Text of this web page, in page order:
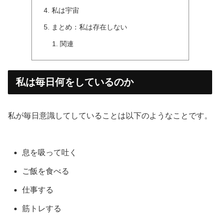
私は宇宙
まとめ：私は存在しない
関連
私は毎日何をしているのか
私が毎日意識してしていることは以下のようなことです。
息を吸って吐く
ご飯を食べる
仕事する
筋トレする